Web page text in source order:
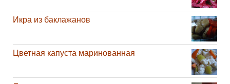
Икра из баклажанов
Цветная капуста маринованная